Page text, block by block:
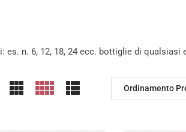
n. 6, 12, 18, 24 ecc. bottiglie di qualsiasi
Ordinamento